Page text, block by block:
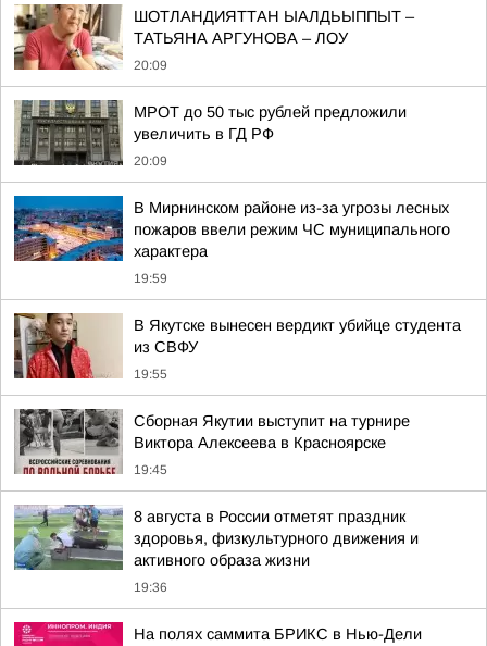
ШОТЛАНДИЯТТАН ЫАЛДЬЫППЫТ –
ТАТЬЯНА АРГУНОВА – ЛОУ
20:09
МРОТ до 50 тыс рублей предложили
увеличить в ГД РФ
20:09
В Мирнинском районе из-за угрозы лесных
пожаров ввели режим ЧС муниципального
характера
19:59
В Якутске вынесен вердикт убийце студента
из СВФУ
19:55
Сборная Якутии выступит на турнире
Виктора Алексеева в Красноярске
19:45
8 августа в России отметят праздник
здоровья, физкультурного движения и
активного образа жизни
19:36
На полях саммита БРИКС в Нью-Дели